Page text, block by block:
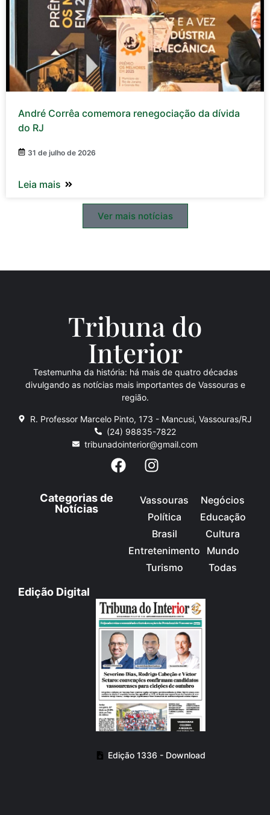
André Corrêa comemora renegociação da dívida
do RJ
31 de julho de 2026
Leia mais
Ver mais notícias
Tribuna do
Interior
Testemunha da história: há mais de quatro décadas
divulgando as notícias mais importantes de Vassouras e
região.
R. Professor Marcelo Pinto, 173 - Mancusi, Vassouras/RJ
(24) 98835-7822
tribunadointerior@gmail.com
Categorias de
Notícias
Vassouras
Política
Brasil
Entretenimento
Turismo
Negócios
Educação
Cultura
Mundo
Todas
Edição Digital
Edição 1336 - Download